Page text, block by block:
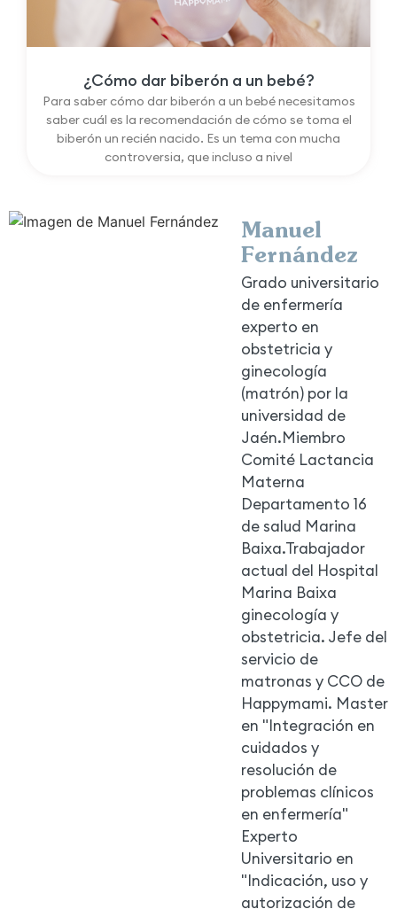
¿Cómo dar biberón a un bebé?
Para saber cómo dar biberón a un bebé necesitamos
saber cuál es la recomendación de cómo se toma el
biberón un recién nacido. Es un tema con mucha
controversia, que incluso a nivel
Manuel
Fernández
Grado universitario
de enfermería
experto en
obstetricia y
ginecología
(matrón) por la
universidad de
Jaén.Miembro
Comité Lactancia
Materna
Departamento 16
de salud Marina
Baixa.Trabajador
actual del Hospital
Marina Baixa
ginecología y
obstetricia. Jefe del
servicio de
matronas y CCO de
Happymami. Master
en "Integración en
cuidados y
resolución de
problemas clínicos
en enfermería"
Experto
Universitario en
"Indicación, uso y
autorización de